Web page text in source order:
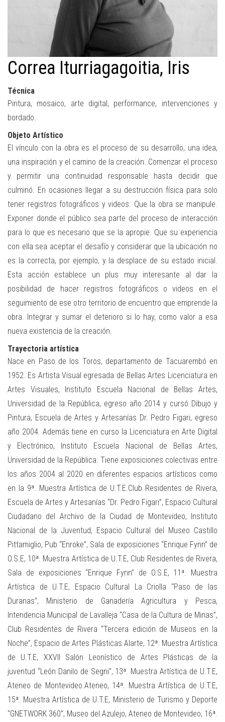
Correa Iturriagagoitia, Iris
Técnica
Pintura, mosaico, arte digital, performance, intervenciones y
bordado.
Objeto Artístico
El vínculo con la obra es el proceso de su desarrollo, una idea,
una inspiración y el camino de la creación. Comenzar el proceso
y permitir una continuidad responsable hasta decidir que
culminó. En ocasiones llegar a su destrucción física para solo
tener registros fotográficos y videos. Que la obra se manipule.
Exponer donde el público sea parte del proceso de interacción
para lo que es necesario que se la apropie. Que su experiencia
con ella sea aceptar el desafío y considerar que la ubicación no
es la correcta, por ejemplo, y la desplace de su estado inicial.
Esta acción establece un plus muy interesante al dar la
posibilidad de hacer registros fotográficos o videos en el
seguimiento de ese otro territorio de encuentro que emprende la
obra. Integrar y sumar el deterioro si lo hay, como valor a esa
nueva existencia de la creación.
Trayectoria artística
Nace en Paso de los Toros, departamento de Tacuarembó en
1952. Es Artista Visual egresada de Bellas Artes Licenciatura en
Artes Visuales, Instituto Escuela Nacional de Bellas Artes,
Universidad de la República, egreso año 2014 y cursó Dibujo y
Pintura, Escuela de Artes y Artesanías Dr. Pedro Figari, egreso
año 2004. Además tiene en curso la Licenciatura en Arte Digital
y Electrónico, Instituto Escuela Nacional de Bellas Artes,
Universidad de la República. Tiene exposiciones colectivas entre
los años 2004 al 2020 en diferentes espacios artísticos como
en la 9ª. Muestra Artística de U.T.E.Club Residentes de Rivera,
Escuela de Artes y Artesanías “Dr. Pedro Figari”, Espacio Cultural
Ciudadano del Archivo de la Ciudad de Montevideo, Instituto
Nacional de la Juventud, Espacio Cultural del Museo Castillo
Pittamiglio, Pub “Enroke”, Sala de exposiciones “Enrique Fynn” de
O.S.E, 10ª. Muestra Artística de U.T.E, Club Residentes de Rivera,
Sala de exposiciones “Enrique Fynn” de O.S.E, 11ª. Muestra
Artística de U.T.E, Espacio Cultural La Criolla “Paso de las
Duranas”, Ministerio de Ganadería Agricultura y Pesca,
Intendencia Municipal de Lavalleja “Casa de la Cultura de Minas”,
Club Residentes de Rivera “Tercera edición de Museos en la
Noche”, Espacio de Artes Plásticas Alarte, 12ª. Muestra Artística
de U.T.E, XXVII Salón Leonístico de Artes Plásticas de la
juventud “León Danilo de Segni”, 13ª. Muestra Artística de U.T.E,
Ateneo de Montevideo.Ateneo, 14ª. Muestra Artística de U.T.E,
15ª. Muestra Artística de U.T.E, Ministerio de Turismo y Deporte
“GNETWORK 360”, Museo del Azulejo, Ateneo de Montevideo, 16ª.